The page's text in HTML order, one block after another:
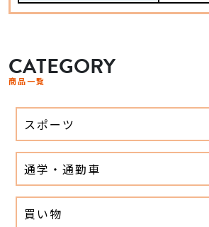
CATEGORY
商品一覧
スポーツ
通学・通勤車
買い物